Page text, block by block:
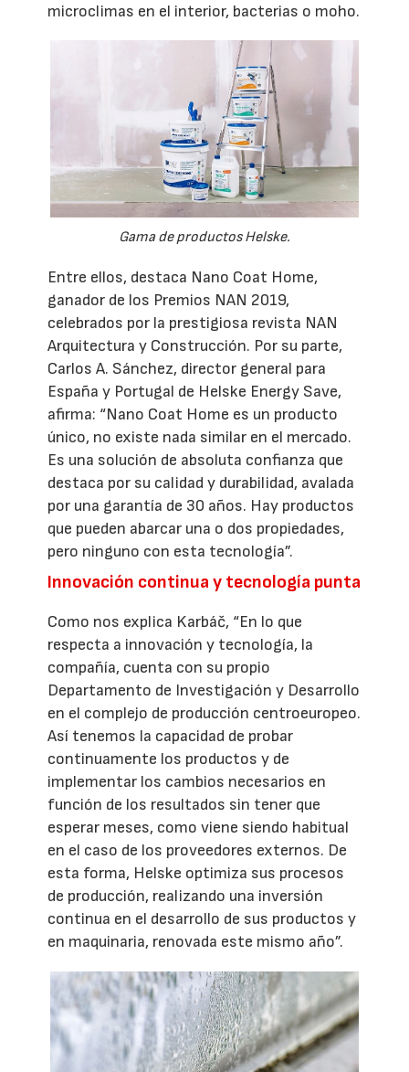
microclimas en el interior, bacterias o moho.
Gama de productos Helske.
Entre ellos, destaca Nano Coat Home,
ganador de los Premios NAN 2019,
celebrados por la prestigiosa revista NAN
Arquitectura y Construcción. Por su parte,
Carlos A. Sánchez, director general para
España y Portugal de Helske Energy Save,
afirma: “Nano Coat Home es un producto
único, no existe nada similar en el mercado.
Es una solución de absoluta confianza que
destaca por su calidad y durabilidad, avalada
por una garantía de 30 años. Hay productos
que pueden abarcar una o dos propiedades,
pero ninguno con esta tecnología”.
Innovación continua y tecnología punta
Como nos explica Karbáč, “En lo que
respecta a innovación y tecnología, la
compañía, cuenta con su propio
Departamento de Investigación y Desarrollo
en el complejo de producción centroeuropeo.
Así tenemos la capacidad de probar
continuamente los productos y de
implementar los cambios necesarios en
función de los resultados sin tener que
esperar meses, como viene siendo habitual
en el caso de los proveedores externos. De
esta forma, Helske optimiza sus procesos
de producción, realizando una inversión
continua en el desarrollo de sus productos y
en maquinaria, renovada este mismo año”.